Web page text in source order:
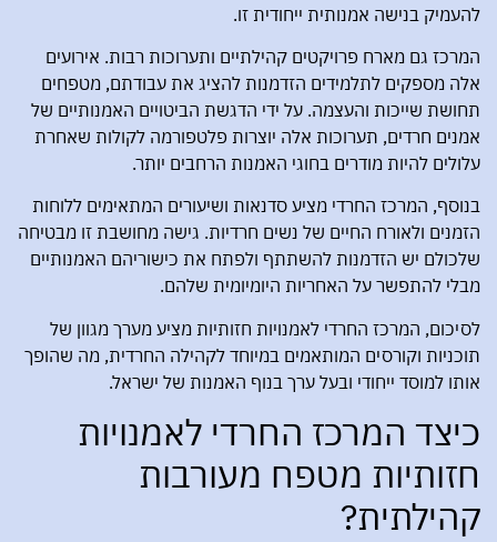
להעמיק בנישה אמנותית ייחודית זו.
המרכז גם מארח פרויקטים קהילתיים ותערוכות רבות. אירועים
אלה מספקים לתלמידים הזדמנות להציג את עבודתם, מטפחים
תחושת שייכות והעצמה. על ידי הדגשת הביטויים האמנותיים של
אמנים חרדים, תערוכות אלה יוצרות פלטפורמה לקולות שאחרת
עלולים להיות מודרים בחוגי האמנות הרחבים יותר.
בנוסף, המרכז החרדי מציע סדנאות ושיעורים המתאימים ללוחות
הזמנים ולאורח החיים של נשים חרדיות. גישה מחושבת זו מבטיחה
שלכולם יש הזדמנות להשתתף ולפתח את כישוריהם האמנותיים
מבלי להתפשר על האחריות היומיומית שלהם.
לסיכום, המרכז החרדי לאמנויות חזותיות מציע מערך מגוון של
תוכניות וקורסים המותאמים במיוחד לקהילה החרדית, מה שהופך
אותו למוסד ייחודי ובעל ערך בנוף האמנות של ישראל.
כיצד המרכז החרדי לאמנויות
חזותיות מטפח מעורבות
קהילתית?